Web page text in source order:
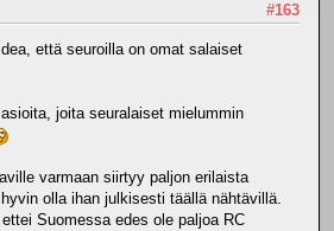
#163
että seuroilla on omat salaiset
joita seuralaiset mielummin
varmaan siirtyy paljon erilaista
olla ihan julkisesti täällä nähtävillä.
Suomessa edes ole paljoa RC